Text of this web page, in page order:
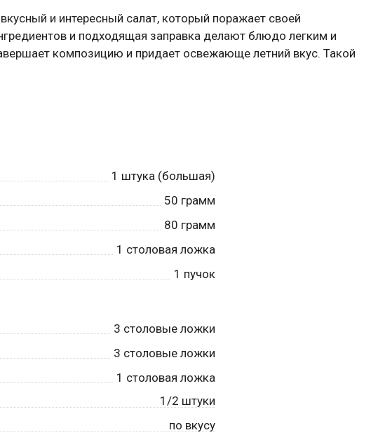
и интересный салат, который поражает своей
и подходящая заправка делают блюдо легким и
композицию и придает освежающе летний вкус. Такой
1 штука (большая)
50 грамм
80 грамм
1 столовая ложка
1 пучок
3 столовые ложки
3 столовые ложки
1 столовая ложка
1/2 штуки
по вкусу